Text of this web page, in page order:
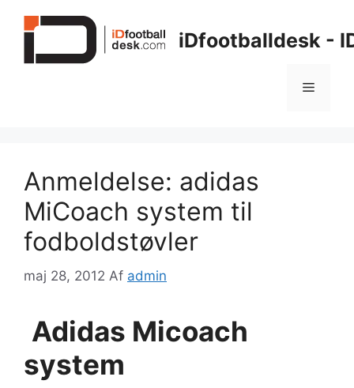
iDfootballdesk -
Menu
Anmeldelse: adidas
MiCoach system til
fodboldstøvler
maj 28, 2012 Af admin
Adidas Micoach
system